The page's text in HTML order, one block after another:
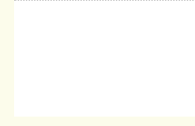
名入れあり：100枚から